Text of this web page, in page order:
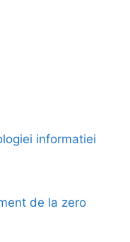
informatiei
de la zero